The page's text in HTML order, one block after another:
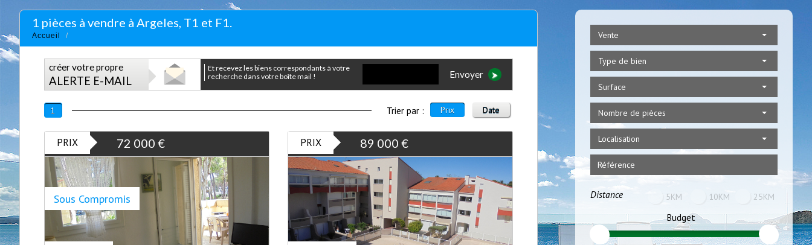
Vente
Type de bien
Surface
Nombre de pièces
Localisation
Distance 5KM 10KM 25KM
Budget
1 pièces à vendre à Argeles, T1 et F1.
Accueil
créer votre propre
ALERTE E-MAIL
et recevez les biens correspondants à votre
recherche dans votre boîte mail !
Envoyer
1 Trier par : Prix Date
PRIX 72 000 €
Sous Compromis
PRIX 89 000 €